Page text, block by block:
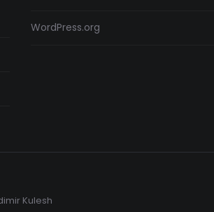
WordPress.org
Kulesh